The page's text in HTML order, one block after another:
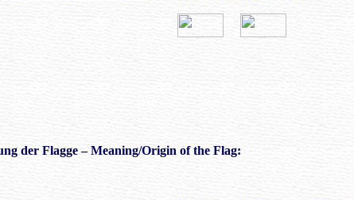
der Flagge – Meaning/Origin of the Flag: